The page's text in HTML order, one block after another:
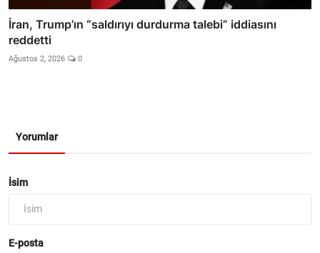
İran, Trump’ın “saldırıyı durdurma talebi” iddiasını
reddetti
Ağustos 2, 2026 0
Yorumlar
İsim
E-posta